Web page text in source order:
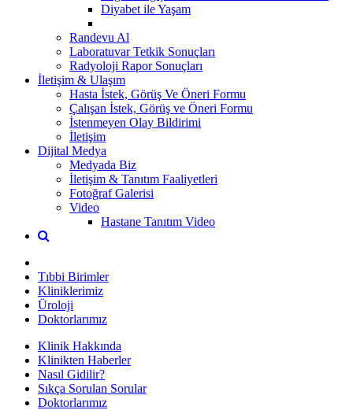
Diyabet ile Yaşam
Randevu Al
Laboratuvar Tetkik Sonuçları
Radyoloji Rapor Sonuçları
İletişim & Ulaşım
Hasta İstek, Görüş Ve Öneri Formu
Çalışan İstek, Görüş ve Öneri Formu
İstenmeyen Olay Bildirimi
İletişim
Dijital Medya
Medyada Biz
İletişim & Tanıtım Faaliyetleri
Fotoğraf Galerisi
Video
Hastane Tanıtım Video
Tıbbi Birimler
Kliniklerimiz
Üroloji
Doktorlarımız
Klinik Hakkında
Klinikten Haberler
Nasıl Gidilir?
Sıkça Sorulan Sorular
Doktorlarımız